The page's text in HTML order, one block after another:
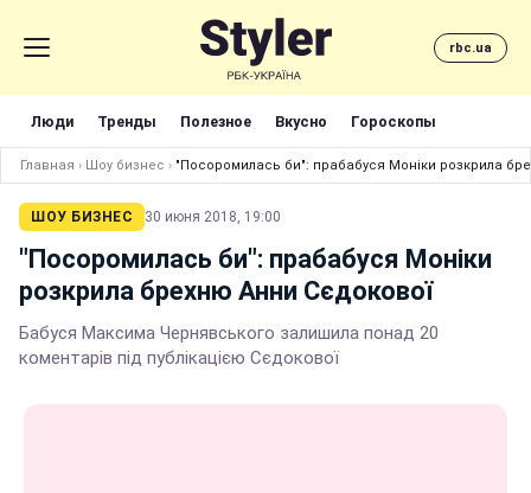
rbc.ua
Люди Тренды Полезное Вкусно Гороскопы
Главная › Шоу бизнес › "Посоромилась би": прабабуся Моніки розкрила
ШОУ БИЗНЕС 30 июня 2018, 19:00
"Посоромилась би": прабабуся Моніки
розкрила брехню Анни Сєдокової
Бабуся Максима Чернявського залишила понад 20
коментарів під публікацією Сєдокової